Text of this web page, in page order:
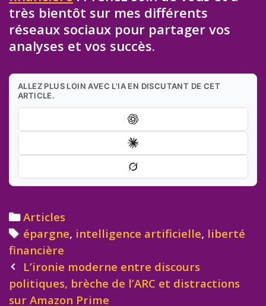
très bientôt sur mes différents
réseaux sociaux pour partager vos
analyses et vos succès.
ALLEZ PLUS LOIN AVEC L'IA EN DISCUTANT DE CET
ARTICLE.
Categories
Articles
Tags
épargne, intelligence artificielle, liberté
financière
Post
navigation
L’ironie moderne entre discours
politiques, brèche de l’ARC et distractions
sur Amazon Prime